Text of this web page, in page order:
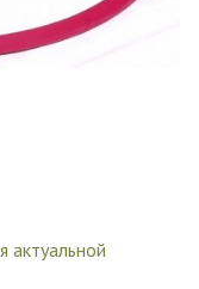
актуальной